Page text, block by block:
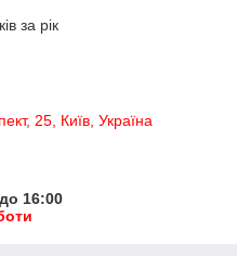
за рік
25, Київ, Україна
16:00